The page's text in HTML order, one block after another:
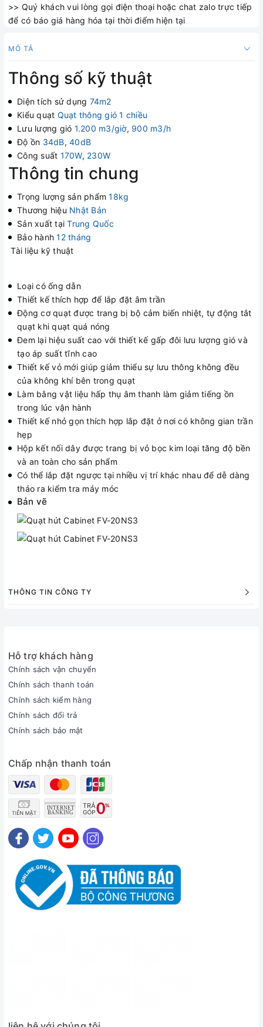
>> Quý khách vui lòng gọi điện thoại hoặc chat zalo trực tiếp
để có báo giá hàng hóa tại thời điểm hiện tại
MÔ TẢ
Thông số kỹ thuật
Diện tích sử dụng 74m2
Kiểu quạt Quạt thông gió 1 chiều
Lưu lượng gió 1.200 m3/giờ, 900 m3/h
Độ ồn 34dB, 40dB
Công suất 170W, 230W
Thông tin chung
Trọng lượng sản phẩm18kg
Thương hiệu Nhật Bản
Sản xuất tạiTrung Quốc
Bảo hành12 tháng
Tài liệu kỹ thuật
Loại có ống dẫn
Thiết kế thích hợp để lắp đặt âm trần
Động cơ quạt được trang bị bộ cảm biến nhiệt, tự động tắt
quạt khi quạt quá nóng
Đem lại hiệu suất cao với thiết kế gấp đôi lưu lượng gió và
tạo áp suất tĩnh cao
Thiết kế vỏ mới giúp giảm thiểu sự lưu thông không đều
của không khí bên trong quạt
Làm bằng vật liệu hấp thụ âm thanh làm giảm tiếng ồn
trong lúc vận hành
Thiết kế nhỏ gọn thích hợp lắp đặt ở nơi có không gian trần
hẹp
Hộp kết nối dây được trang bị vỏ bọc kim loại tăng độ bền
và an toàn cho sản phẩm
Có thể lắp đặt ngược tại nhiều vị trí khác nhau để dễ dàng
tháo ra kiểm tra máy móc
Bản vẽ
THÔNG TIN CÔNG TY
Hỗ trợ khách hàng
Chính sách vận chuyển
Chính sách thanh toán
Chính sách kiểm hàng
Chính sách đổi trả
Chính sách bảo mật
Chấp nhận thanh toán